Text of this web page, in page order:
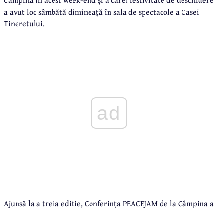
a avut loc sâmbătă dimineață în sala de spectacole a Casei
Tineretului.
ad
Ajunsă la a treia ediție, Conferința PEACEJAM de la Câmpina a